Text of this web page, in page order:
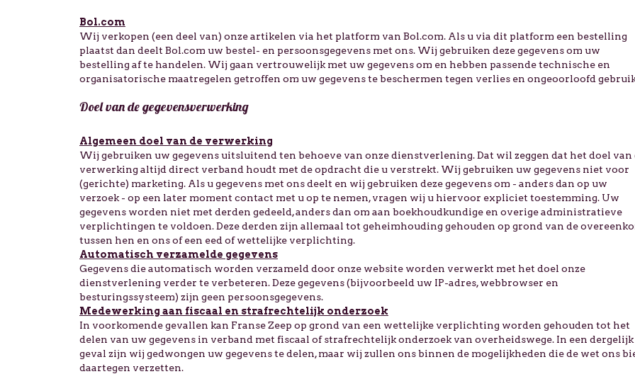
Bol.com
Wij verkopen (een deel van) onze artikelen via het platform van Bol.com. Als u via dit platform een bestelling
plaatst dan deelt Bol.com uw bestel- en persoonsgegevens met ons. Wij gebruiken deze gegevens om uw
bestelling af te handelen. Wij gaan vertrouwelijk met uw gegevens om en hebben passende technische en
organisatorische maatregelen getroffen om uw gegevens te beschermen tegen verlies en ongeoorloofd
Doel van de gegevensverwerking
Algemeen doel van de verwerking
Wij gebruiken uw gegevens uitsluitend ten behoeve van onze dienstverlening. Dat wil zeggen dat het doel van
verwerking altijd direct verband houdt met de opdracht die u verstrekt. Wij gebruiken uw gegevens niet voor
(gerichte) marketing. Als u gegevens met ons deelt en wij gebruiken deze gegevens om - anders dan op uw
verzoek - op een later moment contact met u op te nemen, vragen wij u hiervoor expliciet toestemming. Uw
gegevens worden niet met derden gedeeld, anders dan om aan boekhoudkundige en overige administratieve
verplichtingen te voldoen. Deze derden zijn allemaal tot geheimhouding gehouden op grond van de
tussen hen en ons of een eed of wettelijke verplichting.
Automatisch verzamelde gegevens
Gegevens die automatisch worden verzameld door onze website worden verwerkt met het doel onze
dienstverlening verder te verbeteren. Deze gegevens (bijvoorbeeld uw IP-adres, webbrowser en
besturingssysteem) zijn geen persoonsgegevens.
Medewerking aan fiscaal en strafrechtelijk onderzoek
In voorkomende gevallen kan Franse Zeep op grond van een wettelijke verplichting worden gehouden tot het
delen van uw gegevens in verband met fiscaal of strafrechtelijk onderzoek van overheidswege. In een dergelijk
geval zijn wij gedwongen uw gegevens te delen, maar wij zullen ons binnen de mogelijkheden die de wet ons
daartegen verzetten.